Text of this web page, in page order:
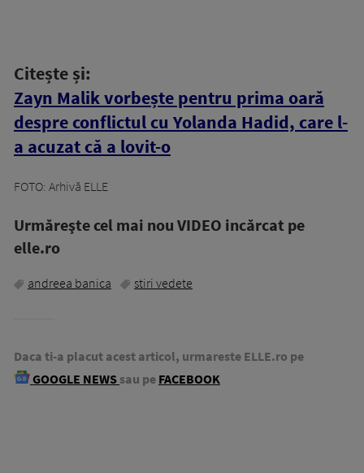
Citește și:
Zayn Malik vorbește pentru prima oară
despre conflictul cu Yolanda Hadid, care l-
a acuzat că a lovit-o
FOTO: Arhivă ELLE
Urmăreşte cel mai nou VIDEO incărcat pe
elle.ro
andreea banica stiri vedete
Daca ti-a placut acest articol, urmareste ELLE.ro pe
GOOGLE NEWS sau pe FACEBOOK